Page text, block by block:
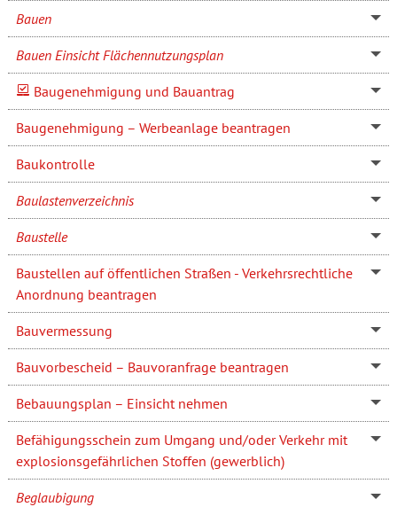
Bauen
Bauen Einsicht Flächennutzungsplan
Baugenehmigung und Bauantrag
Baugenehmigung – Werbeanlage beantragen
Baukontrolle
Baulastenverzeichnis
Baustelle
Baustellen auf öffentlichen Straßen - Verkehrsrechtliche
Anordnung beantragen
Bauvermessung
Bauvorbescheid – Bauvoranfrage beantragen
Bebauungsplan – Einsicht nehmen
Befähigungsschein zum Umgang und/oder Verkehr mit
explosionsgefährlichen Stoffen (gewerblich)
Beglaubigung